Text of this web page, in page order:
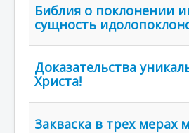
Библия о поклонении
сущность
Доказательства
Христа!
Закваска в трех мерах